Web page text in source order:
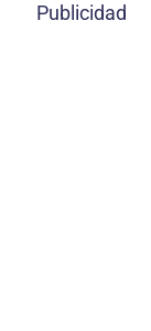
Publicidad